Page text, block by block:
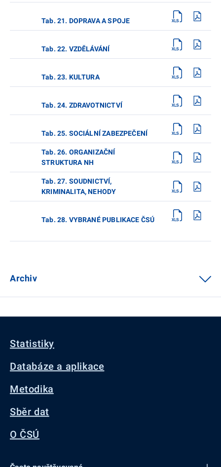
Tab. 21. DOPRAVA A SPOJE
Tab. 22. VZDĚLÁVÁNÍ
Tab. 23. KULTURA
Tab. 24. ZDRAVOTNICTVÍ
Tab. 25. SOCIÁLNÍ ZABEZPEČENÍ
Tab. 26. ORGANIZAČNÍ
STRUKTURA NH
Tab. 27. SOUDNICTVÍ,
KRIMINALITA, NEHODY
Tab. 28. VYBRANÉ PUBLIKACE ČSÚ
Archiv
Statistiky
Databáze a aplikace
Metodika
Sběr dat
O ČSÚ